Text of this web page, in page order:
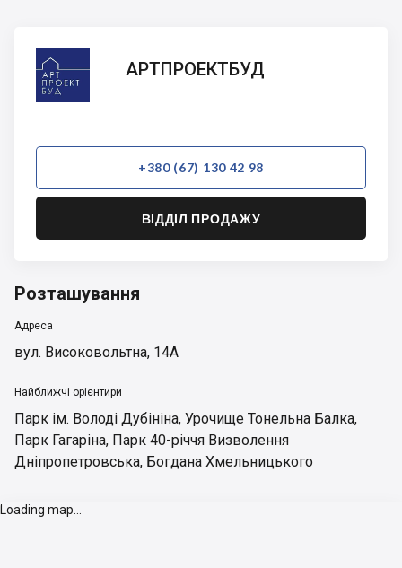
АРТПРОЕКТБУД
АРТПРОЕКТБУД
+380 (67) 130 42 98
ВІДДІЛ ПРОДАЖУ
Розташування
Адреса
вул. Високовольтна, 14А
Найближчі орієнтири
Парк ім. Володі Дубініна, Урочище Тонельна Балка,
Парк Гагаріна, Парк 40-річчя Визволення
Дніпропетровська, Богдана Хмельницького
Loading map...